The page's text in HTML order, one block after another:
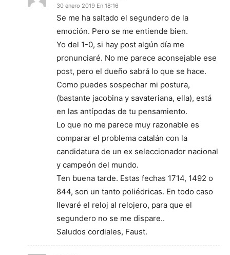
30 enero 2019 En 18:16
Se me ha saltado el segundero de la
emoción. Pero se me entiende bien.
Yo del 1-0, si hay post algún día me
pronunciaré. No me parece aconsejable ese
post, pero el dueño sabrá lo que se hace.
Como puedes sospechar mi postura,
(bastante jacobina y savateriana, ella), está
en las antípodas de tu pensamiento.
Lo que no me parece muy razonable es
comparar el problema catalán con la
candidatura de un ex seleccionador nacional
y campeón del mundo.
Ten buena tarde. Estas fechas 1714, 1492 o
844, son un tanto poliédricas. En todo caso
llevaré el reloj al relojero, para que el
segundero no se me dispare..
Saludos cordiales, Faust.